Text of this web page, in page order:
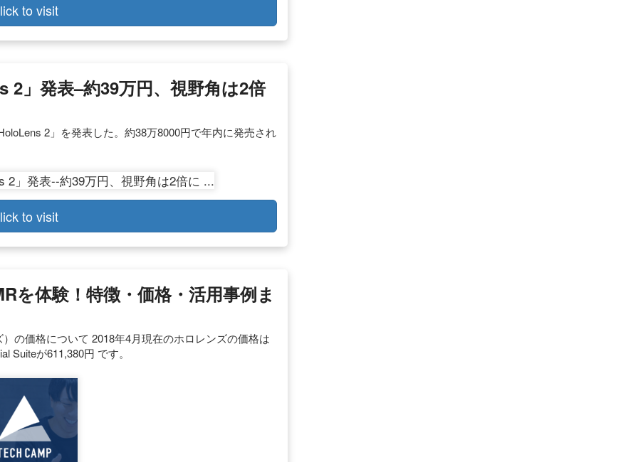
to visit
」発表–約39万円、視野角は2倍
2」を発表した。約38万8000円で年内に発売され
to visit
を体験！特徴・価格・活用事例ま
の価格について 2018年4月現在のホロレンズの価格は
Suiteが611,380円 です。